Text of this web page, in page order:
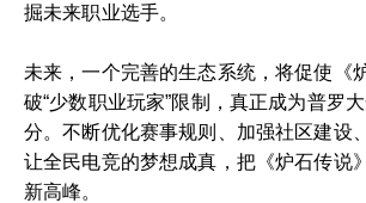
掘未来职业选手。
未来，一个完善的生态系统，将促使《
破“少数职业玩家”限制，真正成为普罗
分。不断优化赛事规则、加强社区建设
让全民电竞的梦想成真，把《炉石传说
新高峰。